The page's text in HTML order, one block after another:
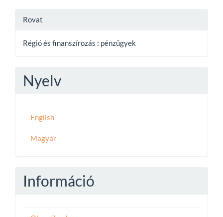
Rovat
Régió és finanszírozás : pénzügyek
Nyelv
English
Magyar
Információ